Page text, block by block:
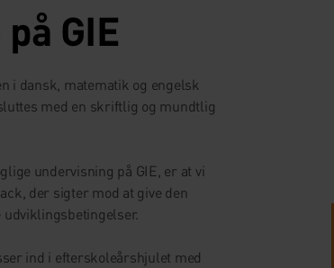
GIE
i dansk, matematik og engelsk
med en skriftlig og mundtlig
undervisning på GIE, er at vi
der sigter mod at give den
ind i efterskoleårshjulet med